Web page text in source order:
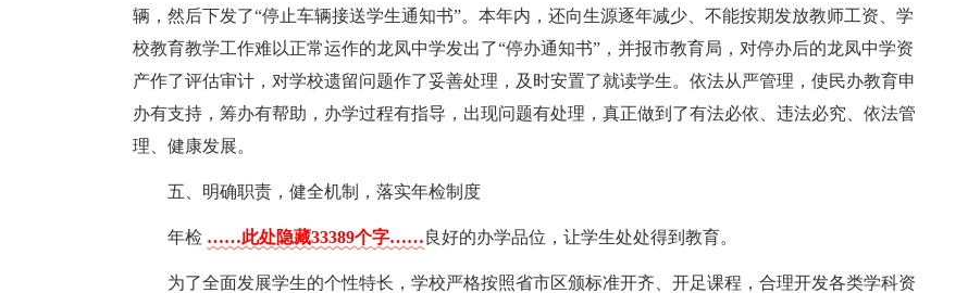
辆，然后下发了“停止车辆接送学生通知书”。本年内，还向生源逐年减少、不能按期发放教师工资、学
校教育教学工作难以正常运作的龙凤中学发出了“停办通知书”，并报市教育局，对停办后的龙凤中学资
产作了评估审计，对学校遗留问题作了妥善处理，及时安置了就读学生。依法从严管理，使民办教育申
办有支持，筹办有帮助，办学过程有指导，出现问题有处理，真正做到了有法必依、违法必究、依法管
理、健康发展。
五、明确职责，健全机制，落实年检制度
年检 ……此处隐藏33389个字……良好的办学品位，让学生处处得到教育。
为了全面发展学生的个性特长，学校严格按照省市区颁标准开齐、开足课程，合理开发各类学科资